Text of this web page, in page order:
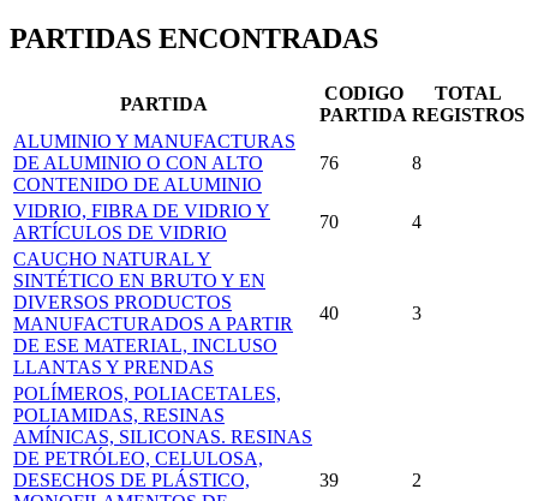
PARTIDAS ENCONTRADAS
PARTIDA
CODIGO
PARTIDA
TOTAL
REGISTROS
ALUMINIO Y MANUFACTURAS
DE ALUMINIO O CON ALTO
CONTENIDO DE ALUMINIO
76 8
VIDRIO, FIBRA DE VIDRIO Y
ARTÍCULOS DE VIDRIO
70
4
CAUCHO NATURAL Y
SINTÉTICO EN BRUTO Y EN
DIVERSOS PRODUCTOS
MANUFACTURADOS A PARTIR
DE ESE MATERIAL, INCLUSO
LLANTAS Y PRENDAS
40 3
POLÍMEROS, POLIACETALES,
POLIAMIDAS, RESINAS
AMÍNICAS, SILICONAS. RESINAS
DE PETRÓLEO, CELULOSA,
DESECHOS DE PLÁSTICO,
39 2